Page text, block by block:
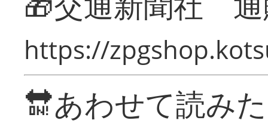
https://
🔛あわせて読み